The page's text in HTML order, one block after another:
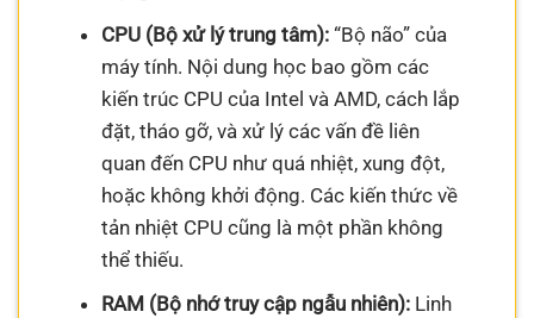
CPU (Bộ xử lý trung tâm):“Bộ não” của
máy tính. Nội dung học bao gồm các
kiến trúc CPU của Intel và AMD, cách lắp
đặt, tháo gỡ, và xử lý các vấn đề liên
quan đến CPU như quá nhiệt, xung đột,
hoặc không khởi động. Các kiến thức về
tản nhiệt CPU cũng là một phần không
thể thiếu.
RAM (Bộ nhớ truy cập ngẫu nhiên):Linh